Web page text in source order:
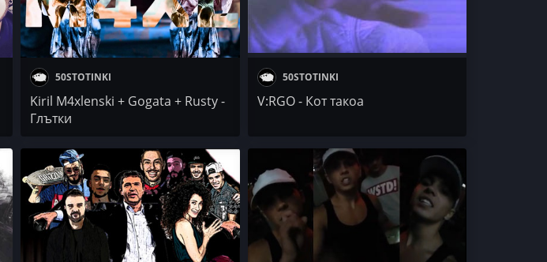
50STOTINKI
Kiril M4xlenski + Gogata + Rusty -
Глътки
50STOTINKI
V:RGO - Кот такоа